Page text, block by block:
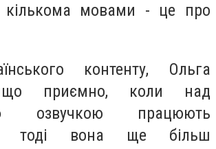
кількома мовами - це про
контенту, Ольга
що приємно, коли над
озвучкою працюють
тоді вона ще більш